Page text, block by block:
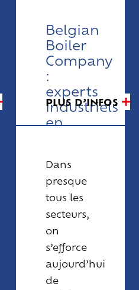
Belgian
Boiler
Company
:
experts
industriels
en
PLUS D’INFOS
Dans
presque
tous les
secteurs,
on
s’efforce
aujourd’hui
de